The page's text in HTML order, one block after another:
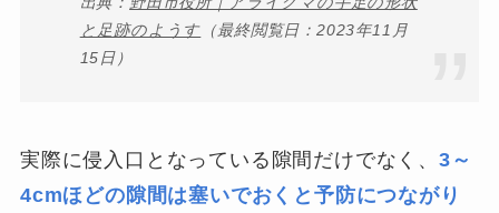
と足跡のようす （最終閲覧日：2023年11月
15日）
実際に侵入口となっている隙間だけでなく、3～
4cmほどの隙間は塞いでおくと予防につながり